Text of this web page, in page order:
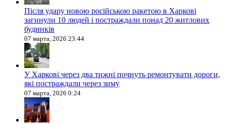
Після удару новою російською ракетою в Харкові
загинули 10 людей і постраждали понад 20 житлових
будинків
07 марта, 2026 23:44
У Харкові через два тижні почнуть ремонтувати дороги,
які постраждали через зиму
07 марта, 2026 0:24